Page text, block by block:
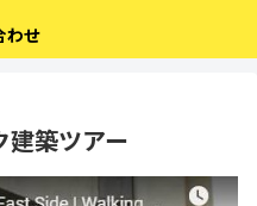
わせ
築ツアー